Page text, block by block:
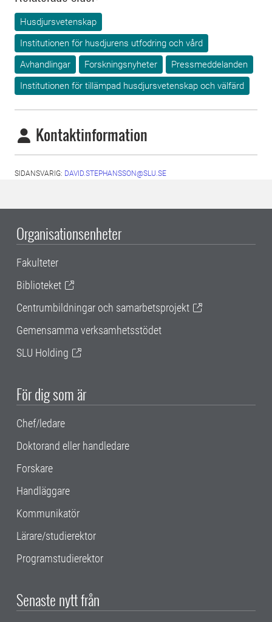
Husdjursvetenskap
Institutionen för husdjurens utfodring och vård
Avhandlingar
Forskningsnyheter
Pressmeddelanden
Institutionen för tillämpad husdjursvetenskap och välfärd
Kontaktinformation
SIDANSVARIG: DAVID.STEPHANSSON@SLU.SE
Organisationsenheter
Fakulteter
Biblioteket
Centrumbildningar och samarbetsprojekt
Gemensamma verksamhetsstödet
SLU Holding
För dig som är
Chef/ledare
Doktorand eller handledare
Forskare
Handläggare
Kommunikatör
Lärare/studierektor
Programstudierektor
Senaste nytt från